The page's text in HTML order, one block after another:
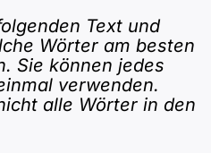
Text und
Wörter am besten
Sie können jedes
verwenden.
alle Wörter in den